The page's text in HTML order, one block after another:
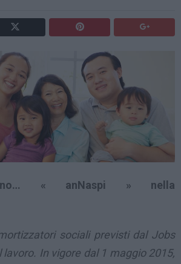
« anNaspi » nella
sociali previsti dal Jobs
In vigore dal 1 maggio 2015,